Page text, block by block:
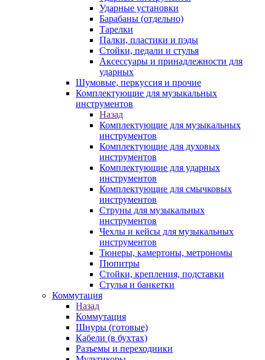
Ударные установки
Барабаны (отдельно)
Тарелки
Палки, пластики и пэды
Стойки, педали и стулья
Аксессуары и принадлежности для
ударных
Шумовые, перкуссия и прочие
Комплектующие для музыкальных
инструментов
Назад
Комплектующие для музыкальных
инструментов
Комплектующие для духовых
инструментов
Комплектующие для ударных
инструментов
Комплектующие для смычковых
инструментов
Струны для музыкальных
инструментов
Чехлы и кейсы для музыкальных
инструментов
Тюнеры, камертоны, метрономы
Пюпитры
Стойки, крепления, подставки
Стулья и банкетки
Коммутация
Назад
Коммутация
Шнуры (готовые)
Кабели (в бухтах)
Разъемы и переходники